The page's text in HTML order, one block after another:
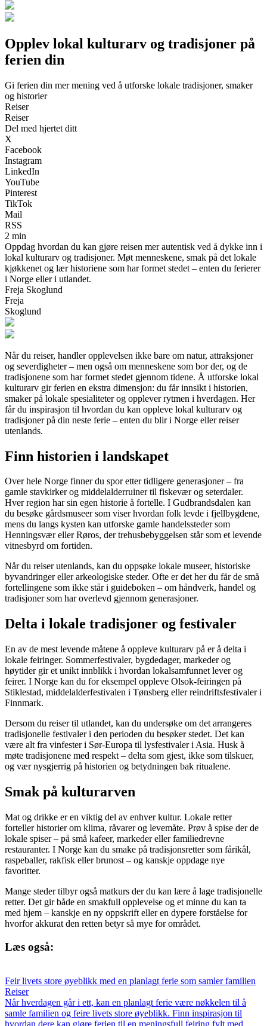
Opplev lokal kulturarv og tradisjoner på
ferien din
Gi ferien din mer mening ved å utforske lokale tradisjoner, smaker
og historier
Reiser
Reiser
Del med hjertet ditt
X
Facebook
Instagram
LinkedIn
YouTube
Pinterest
TikTok
Mail
RSS
2 min
Oppdag hvordan du kan gjøre reisen mer autentisk ved å dykke inn i
lokal kulturarv og tradisjoner. Møt menneskene, smak på det lokale
kjøkkenet og lær historiene som har formet stedet – enten du ferierer
i Norge eller i utlandet.
Freja Skoglund
Freja
Skoglund
Når du reiser, handler opplevelsen ikke bare om natur, attraksjoner
og severdigheter – men også om menneskene som bor der, og de
tradisjonene som har formet stedet gjennom tidene. Å utforske lokal
kulturarv gir ferien en ekstra dimensjon: du får innsikt i historien,
smaker på lokale spesialiteter og opplever rytmen i hverdagen. Her
får du inspirasjon til hvordan du kan oppleve lokal kulturarv og
tradisjoner på din neste ferie – enten du blir i Norge eller reiser
utenlands.
Finn historien i landskapet
Over hele Norge finner du spor etter tidligere generasjoner – fra
gamle stavkirker og middelalderruiner til fiskevær og seterdaler.
Hver region har sin egen historie å fortelle. I Gudbrandsdalen kan
du besøke gårdsmuseer som viser hvordan folk levde i fjellbygdene,
mens du langs kysten kan utforske gamle handelssteder som
Henningsvær eller Røros, der trehusbebyggelsen står som et levende
vitnesbyrd om fortiden.
Når du reiser utenlands, kan du oppsøke lokale museer, historiske
byvandringer eller arkeologiske steder. Ofte er det her du får de små
fortellingene som ikke står i guideboken – om håndverk, handel og
tradisjoner som har overlevd gjennom generasjoner.
Delta i lokale tradisjoner og festivaler
En av de mest levende måtene å oppleve kulturarv på er å delta i
lokale feiringer. Sommerfestivaler, bygdedager, markeder og
høytider gir et unikt innblikk i hvordan lokalsamfunnet lever og
feirer. I Norge kan du for eksempel oppleve Olsok-feiringen på
Stiklestad, middelalderfestivalen i Tønsberg eller reindriftsfestivaler i
Finnmark.
Dersom du reiser til utlandet, kan du undersøke om det arrangeres
tradisjonelle festivaler i den perioden du besøker stedet. Det kan
være alt fra vinfester i Sør-Europa til lysfestivaler i Asia. Husk å
møte tradisjonene med respekt – delta som gjest, ikke som tilskuer,
og vær nysgjerrig på historien og betydningen bak ritualene.
Smak på kulturarven
Mat og drikke er en viktig del av enhver kultur. Lokale retter
forteller historier om klima, råvarer og levemåte. Prøv å spise der de
lokale spiser – på små kafeer, markeder eller familiedrevne
restauranter. I Norge kan du smake på tradisjonsretter som fårikål,
raspeballer, rakfisk eller brunost – og kanskje oppdage nye
favoritter.
Mange steder tilbyr også matkurs der du kan lære å lage tradisjonelle
retter. Det gir både en smakfull opplevelse og et minne du kan ta
med hjem – kanskje en ny oppskrift eller en dypere forståelse for
hvorfor akkurat den retten betyr så mye for området.
Læs også:
Feir livets store øyeblikk med en planlagt ferie som samler familien
Reiser
Når hverdagen går i ett, kan en planlagt ferie være nøkkelen til å
samle familien og feire livets store øyeblikk. Finn inspirasjon til
hvordan dere kan gjøre ferien til en meningsfull feiring fylt med